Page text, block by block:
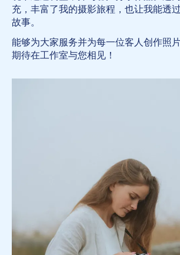
充，丰富了我的摄影旅程，也让我能透
故事。
能够为大家服务并为每一位客人创作照
期待在工作室与您相见！